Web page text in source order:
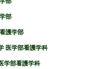
部
護学部
医学部看護学科
学部看護学科